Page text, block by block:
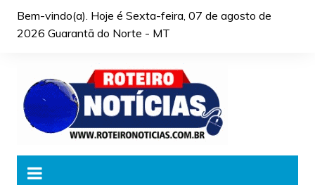
Bem-vindo(a). Hoje é Sexta-feira, 07 de agosto de
2026 Guarantã do Norte - MT